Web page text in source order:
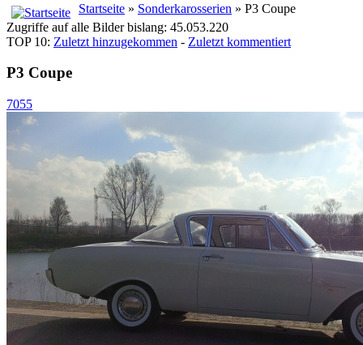
Startseite » Sonderkarosserien » P3 Coupe
Zugriffe auf alle Bilder bislang: 45.053.220
TOP 10: Zuletzt hinzugekommen - Zuletzt kommentiert
P3 Coupe
7055